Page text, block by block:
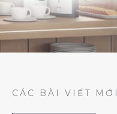
CÁC BÀI VIẾT MỚI